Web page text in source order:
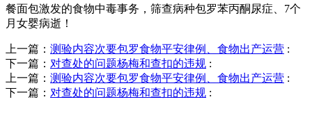
餐面包激发的食物中毒事务，筛查病种包罗苯丙酮尿症、7个
月女婴病逝！
上一篇： 测验内容次要包罗食物平安律例、食物出产运营 :
下一篇： 对查处的问题杨梅和查扣的违规 :
上一篇： 测验内容次要包罗食物平安律例、食物出产运营 :
下一篇： 对查处的问题杨梅和查扣的违规 :